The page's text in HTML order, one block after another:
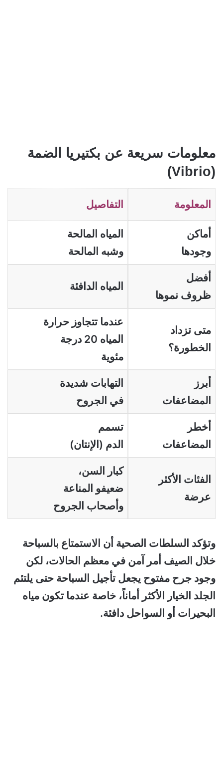
معلومات سريعة عن بكتيريا الضمة
(Vibrio)
المعلومة التفاصيل
أماكن
وجودها
المياه المالحة
وشبه المالحة
أفضل
ظروف نموها
المياه الدافئة
متى تزداد
الخطورة؟
عندما تتجاوز حرارة
المياه 20 درجة
مئوية
أبرز
المضاعفات
التهابات شديدة
في الجروح
أخطر
المضاعفات
تسمم
الدم (الإنتان)
الفئات الأكثر
عرضة
كبار السن،
ضعيفو المناعة
وأصحاب الجروح
وتؤكد السلطات الصحية أن الاستمتاع بالسباحة
خلال الصيف أمر آمن في معظم الحالات، لكن
وجود جرح مفتوح يجعل تأجيل السباحة حتى يلتئم
الجلد الخيار الأكثر أماناً، خاصة عندما تكون مياه
البحيرات أو السواحل دافئة.